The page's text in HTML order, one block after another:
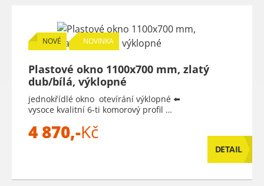
NOVÉ NOVINKA
Plastové okno 1100x700 mm, zlatý
dub/bílá, výklopné
jednokřídlé okno otevírání výklopné ⬅️
vysoce kvalitní 6-ti komorový profil …
4 870,-Kč
DETAIL